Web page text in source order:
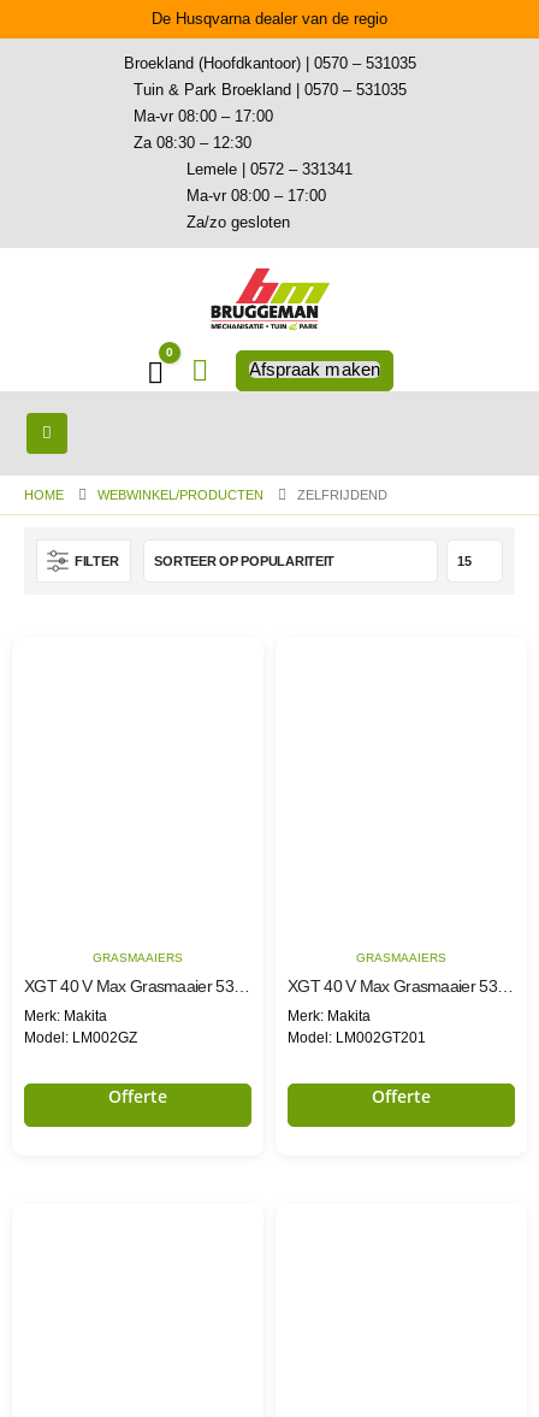
De Husqvarna dealer van de regio
Broekland (Hoofdkantoor) | 0570 – 531035
Tuin & Park Broekland | 0570 – 531035
Ma-vr 08:00 – 17:00
Za 08:30 – 12:30
Lemele | 0572 – 331341
Ma-vr 08:00 – 17:00
Za/zo gesloten
Winkelwagen
0
Afspraak maken
HOME WEBWINKEL/PRODUCTEN ZELFRIJDEND
FILTER
GRASMAAIERS
XGT 40 V Max Grasmaaier 53cm
Merk: Makita
Model: LM002GZ
Offerte
GRASMAAIERS
XGT 40 V Max Grasmaaier 53cm
Merk: Makita
Model: LM002GT201
Offerte